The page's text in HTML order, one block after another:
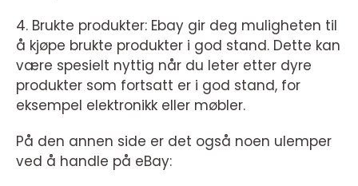
4. Brukte produkter: Ebay gir deg muligheten til
å kjøpe brukte produkter i god stand. Dette kan
være spesielt nyttig når du leter etter dyre
produkter som fortsatt er i god stand, for
eksempel elektronikk eller møbler.
På den annen side er det også noen ulemper
ved å handle på eBay: